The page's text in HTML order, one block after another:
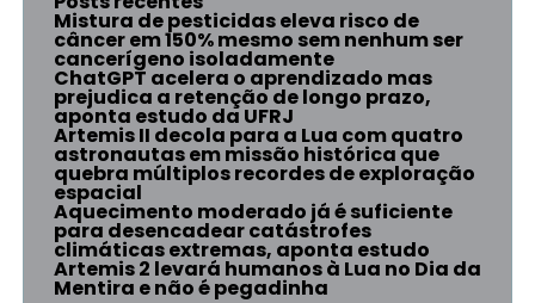
Mistura de pesticidas eleva risco de
câncer em 150% mesmo sem nenhum ser
cancerígeno isoladamente
ChatGPT acelera o aprendizado mas
prejudica a retenção de longo prazo,
aponta estudo da UFRJ
Artemis II decola para a Lua com quatro
astronautas em missão histórica que
quebra múltiplos recordes de exploração
espacial
Aquecimento moderado já é suficiente
para desencadear catástrofes
climáticas extremas, aponta estudo
Artemis 2 levará humanos à Lua no Dia da
Mentira e não é pegadinha